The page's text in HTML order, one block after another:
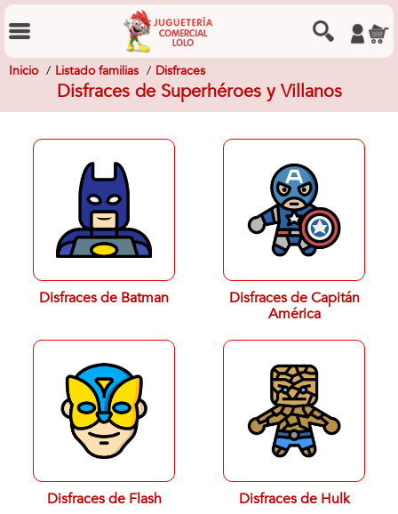
Inicio Listado familias Disfraces
Disfraces de Superhéroes y Villanos
Disfraces de Batman
Disfraces de Capitán
América
Disfraces de Flash Disfraces de Hulk